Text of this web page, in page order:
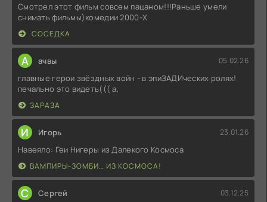
Смотрел этот фильм совсем пацаном!!!Раньше умели
снимать фильмы)комедии 2000-X
СОСЕДКА
А ачвы 05.02.26
главные герои звёздных войн - в эпиЗАДИческих ролях!
печально это видеть((( а,
ЗАРАЗА
И Игорь 23.01.26
Навеяло: Геи Нигеры из Далекого Космоса
ВАМПИРЫ-ЗОМБИ… ИЗ КОСМОСА!
С Сергей 03.12.25